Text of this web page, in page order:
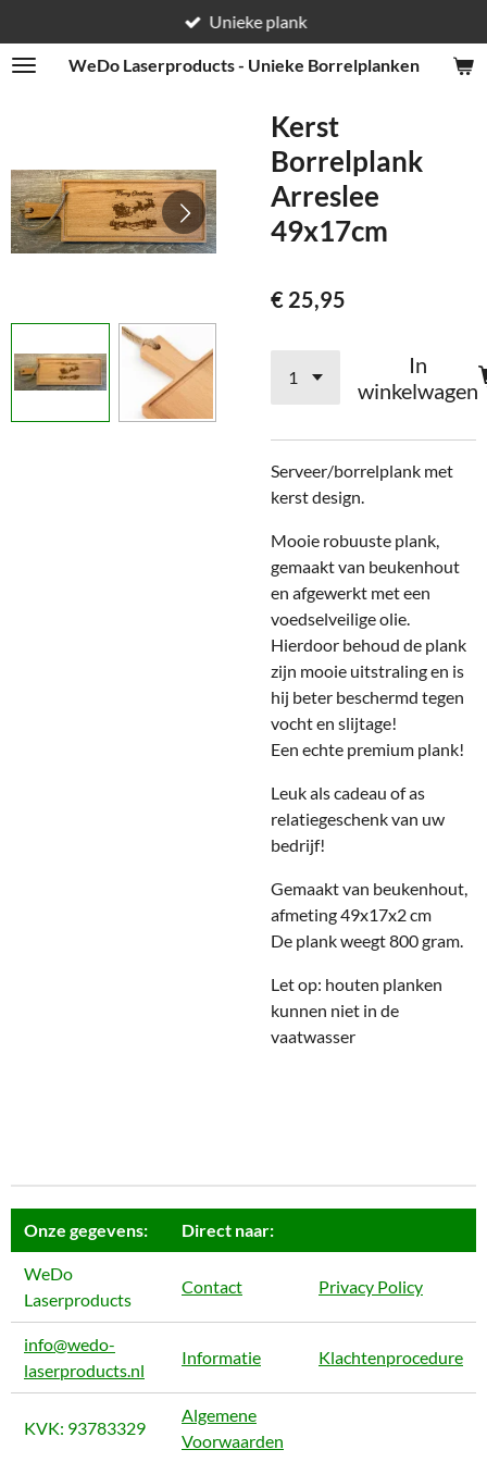
direct
naar
WeDo Laserproducts - Unieke Borrelplanken
Unieke plank
Kerst
Borrelplank
Arreslee
49x17cm
€ 25,95
In
winkelwagen
Serveer/borrelplank met
kerst design.
Mooie robuuste plank,
gemaakt van beukenhout
en afgewerkt met een
voedselveilige olie.
Hierdoor behoud de plank
zijn mooie uitstraling en is
hij beter beschermd tegen
vocht en slijtage!
Een echte premium plank!
Leuk als cadeau of as
relatiegeschenk van uw
bedrijf!
Gemaakt van beukenhout,
afmeting 49x17x2 cm
De plank weegt 800 gram.
Let op: houten planken
kunnen niet in de
vaatwasser
Onze gegevens: Direct naar:
WeDo
Laserproducts
Contact Privacy Policy
info@wedo-
laserproducts.nl
Informatie Klachtenprocedure
KVK: 93783329
Algemene
Voorwaarden